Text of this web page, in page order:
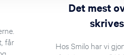
får
Det mest
Hos Smilo har vi